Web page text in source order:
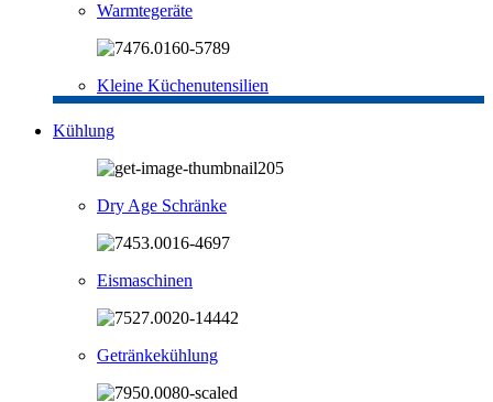
Warmtegeräte
Kleine Küchenutensilien
Kühlung
Dry Age Schränke
Eismaschinen
Getränkekühlung